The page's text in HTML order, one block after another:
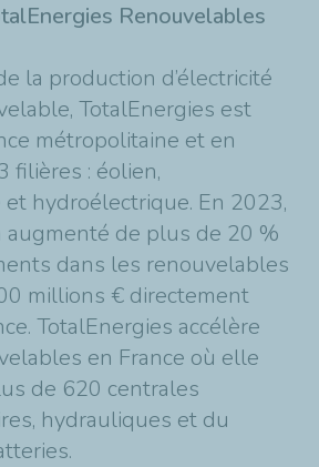
Renouvelables
la production d’électricité
TotalEnergies est
métropolitaine et en
filières : éolien,
hydroélectrique. En 2023,
augmenté de plus de 20 %
dans les renouvelables
millions € directement
TotalEnergies accélère
en France où elle
de 620 centrales
hydrauliques et du